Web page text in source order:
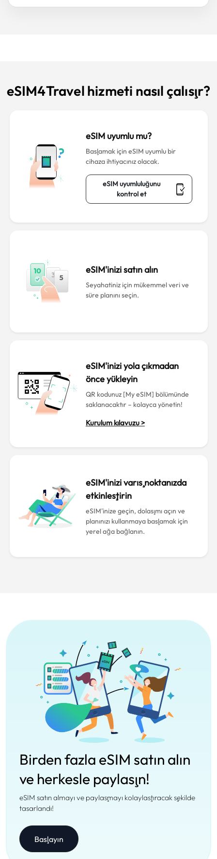
eSIM4Travel hizmeti nasıl çalışır?
eSIM uyumlu mu?
Başlamak için eSIM uyumlu bir
cihaza ihtiyacınız olacak.
eSIM uyumluluğunu
kontrol et
eSIM'inizi satın alın
Seyahatiniz için mükemmel veri ve
süre planını seçin.
eSIM'inizi yola çıkmadan
önce yükleyin
QR kodunuz [My eSIM] bölümünde
saklanacaktır – kolayca yönetin!
Kurulum kılavuzu >
eSIM'inizi varış noktanızda
etkinleştirin
eSIM'inize geçin, dolaşımı açın ve
planınızı kullanmaya başlamak için
yerel ağa bağlanın.
Birden fazla eSIM satın alın
ve herkesle paylaşın!
eSIM satın almayı ve paylaşmayı kolaylaştıracak şekilde
tasarlandı!
Başlayın